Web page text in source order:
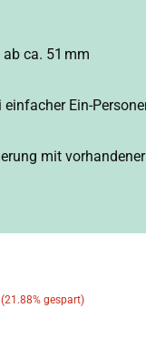
ca. 51 mm
Ein-
mit
(21.88% gespart)